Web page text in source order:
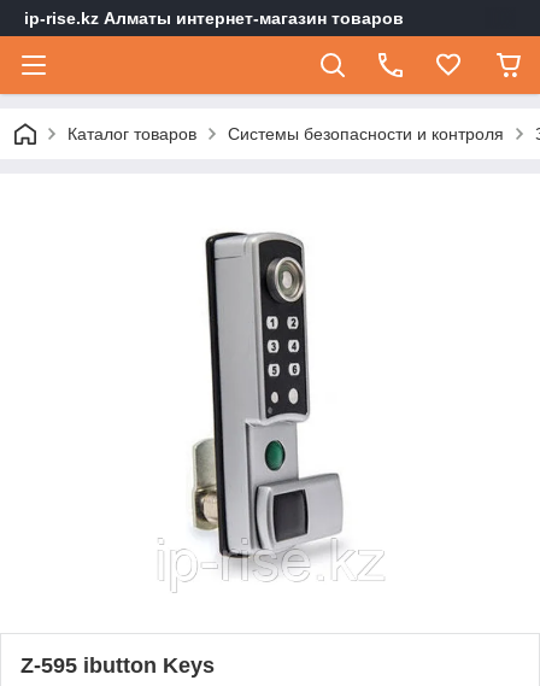
ip-rise.kz Алматы интернет-магазин товаров
Каталог товаров Системы безопасности и контроля
Z-595 ibutton Keys